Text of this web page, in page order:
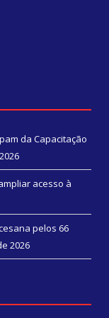
da Capacitação
acesso à
pelos 66
2026